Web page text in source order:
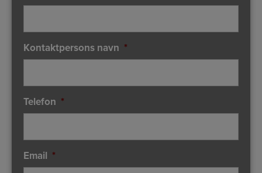
Kontaktpersons navn *
Telefon *
Email *